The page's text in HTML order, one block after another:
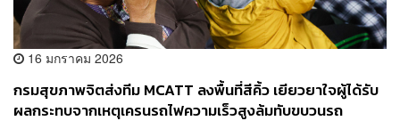
16 มกราคม 2026
กรมสุขภาพจิตส่งทีม MCATT ลงพื้นที่สีคิ้ว เยียวยาใจผู้ได้รับ
ผลกระทบจากเหตุเครนรถไฟความเร็วสูงล้มทับขบวนรถ